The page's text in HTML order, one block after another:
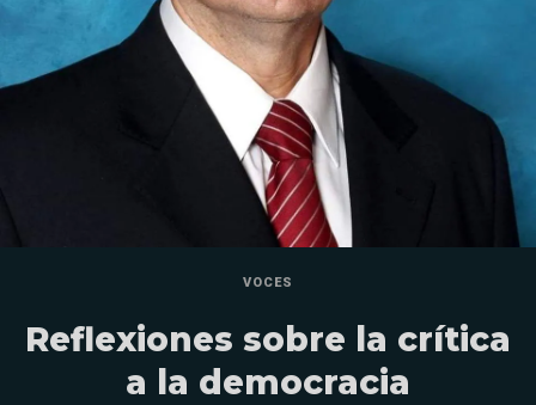
VOCES
Reflexiones sobre la crítica
a la democracia